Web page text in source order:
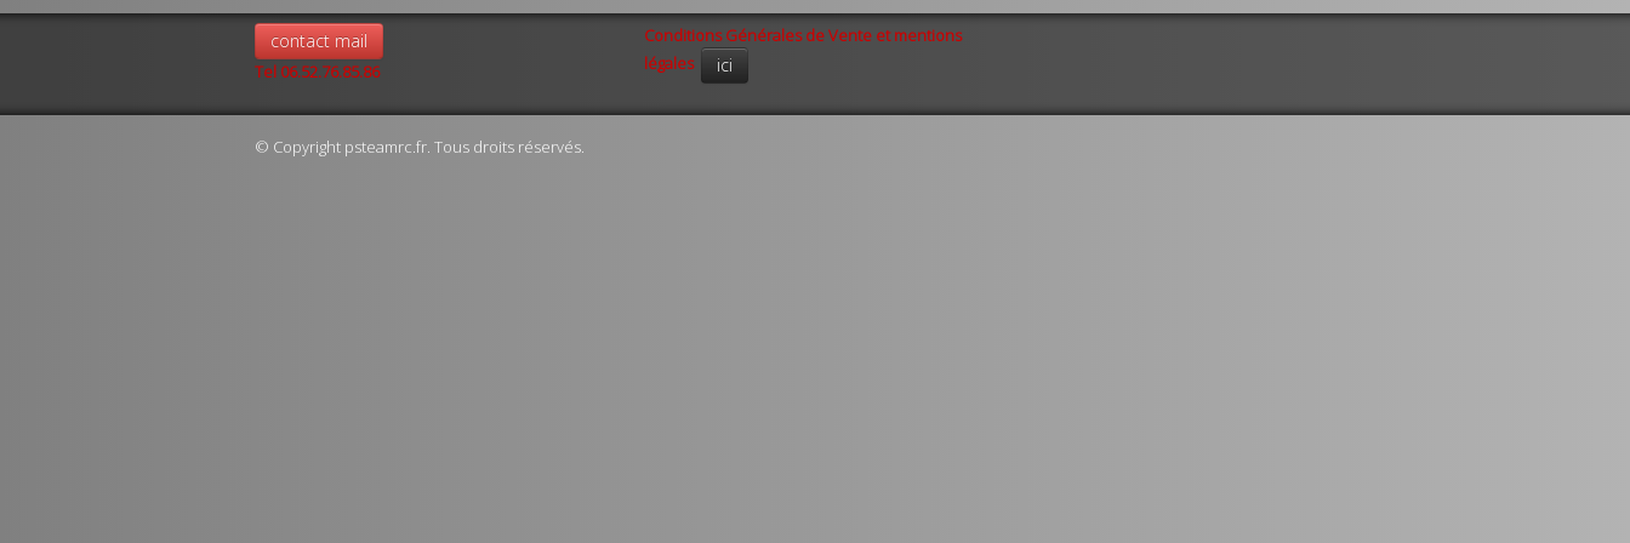
contact mail
Tel 06.52.76.85.86
Conditions Générales de Vente et mentions
légales
ici
© Copyright psteamrc.fr. Tous droits réservés.